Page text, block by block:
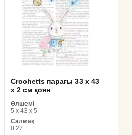
Crochetts парағы 33 x 43
x 2 см қоян
Өлшемі
5 x 43 x 5
Салмақ
0.27